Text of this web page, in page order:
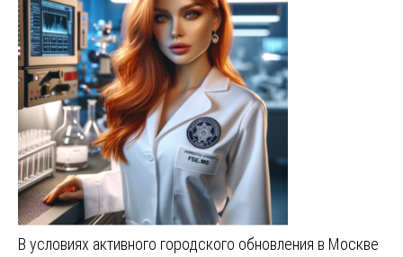
В условиях активного городского обновления в Москве